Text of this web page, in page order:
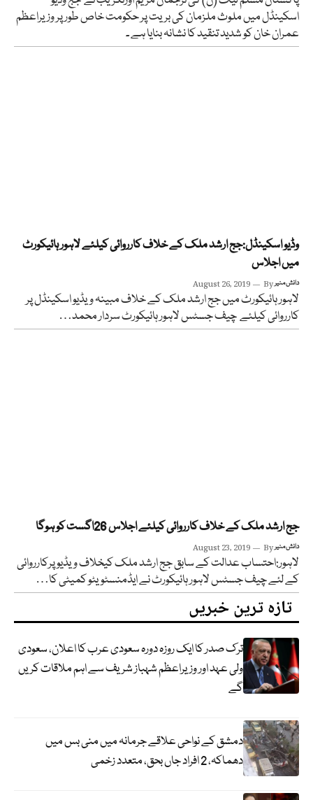
اسکینڈل میں ملوث ملزمان کی بریت پر حکومت خاص طور پر وزیراعظم
عمران خان کو شدید تنقید کا نشانہ بنایا ہے ۔
وڈیو اسکینڈل:جج ارشد ملک کے خلاف کارروائی کیلئے لاہور ہائیکورٹ
میں اجلاس
August 26, 2019 By دانش منیر
لاہور ہائیکورٹ میں جج ارشد ملک کے خلاف مبینہ ویڈیو اسکینڈل پر
کارروائی کیلئے چیف جسٹس لاہور ہائیکورٹ سردار محمد…
جج ارشد ملک کے خلاف کارروائی کیلئے اجلاس 26اگست کو ہوگا
August 23, 2019 Byدانش منیر
لاہور:احتساب عدالت کے سابق جج ارشد ملک کیخلاف ویڈیو پرکارروائی
کے لئے چیف جسٹس لاہور ہائیکورٹ نے ایڈمنسٹویٹو کمیٹی کا…
تازہ ترین خبریں
ترک صدر کا ایک روزہ دورہ سعودی عرب کا اعلان، سعودی
ولی عہد اور وزیراعظم شہباز شریف سے اہم ملاقات کریں
گے
دمشق کے نواحی علاقے جرمانہ میں منی بس میں
دھماکہ، 2 افراد جاں بحق، متعدد زخمی